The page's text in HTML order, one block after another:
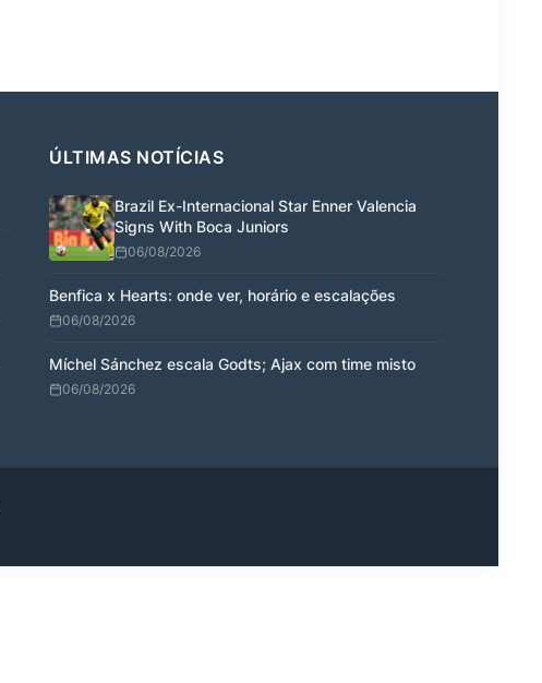
ÚLTIMAS NOTÍCIAS
Brazil Ex-Internacional Star Enner Valencia
Signs With Boca Juniors
06/08/2026
Benfica x Hearts: onde ver, horário e escalações
06/08/2026
Míchel Sánchez escala Godts; Ajax com time misto
06/08/2026